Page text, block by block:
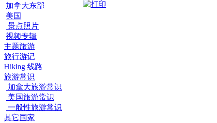
加拿大东部
美国
景点照片
视频专辑
主题旅游
旅行游记
Hiking 线路
旅游常识
加拿大旅游常识
美国旅游常识
一般性旅游常识
其它国家